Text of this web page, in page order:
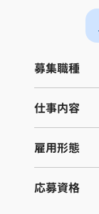
募集職種
仕事内容
雇用形態
応募資格